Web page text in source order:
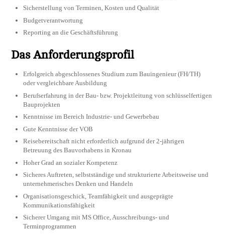
Sicherstellung von Terminen, Kosten und Qualität
Budgetverantwortung
Reporting an die Geschäftsführung
Das Anforderungsprofil
Erfolgreich abgeschlossenes Studium zum Bauingenieur (FH/TH)
oder vergleichbare Ausbildung
Berufserfahrung in der Bau- bzw. Projektleitung von schlüsselfertigen
Bauprojekten
Kenntnisse im Bereich Industrie- und Gewerbebau
Gute Kenntnisse der VOB
Reisebereitschaft nicht erforderlich aufgrund der 2-jährigen
Betreuung des Bauvorhabens in Kronau
Hoher Grad an sozialer Kompetenz
Sicheres Auftreten, selbstständige und strukturierte Arbeitsweise und
unternehmerisches Denken und Handeln
Organisationsgeschick, Teamfähigkeit und ausgeprägte
Kommunikationsfähigkeit
Sicherer Umgang mit MS Office, Ausschreibungs- und
Terminprogrammen